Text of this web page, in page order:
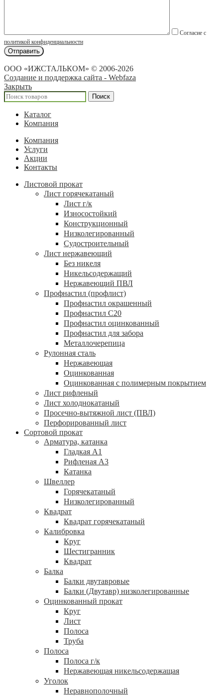
Согласие с
политикой конфиденциальности
ООО «ИЖСТАЛЬКОМ» © 2006-2026
Создание и поддержка сайта - Webfaza
Закрыть
Поиск
Каталог
Компания
Компания
Услуги
Акции
Контакты
Листовой прокат
Лист горячекатаный
Лист г/к
Износостойкий
Конструкционный
Низколегированный
Судостроительный
Лист нержавеющий
Без никеля
Никельсодержащий
Нержавеющий ПВЛ
Профнастил (профлист)
Профнастил окрашенный
Профнастил С20
Профнастил оцинкованный
Профнастил для забора
Металлочерепица
Рулонная сталь
Нержавеющая
Оцинкованная
Оцинкованная с полимерным покрытием
Лист рифленый
Лист холоднокатаный
Просечно-вытяжной лист (ПВЛ)
Перфорированный лист
Сортовой прокат
Арматура, катанка
Гладкая А1
Рифленая А3
Катанка
Швеллер
Горячекатаный
Низколегированный
Квадрат
Квадрат горячекатаный
Калибровка
Круг
Шестигранник
Квадрат
Балка
Балки двутавровые
Балки (Двутавр) низколегированные
Оцинкованный прокат
Круг
Лист
Полоса
Труба
Полоса
Полоса г/к
Нержавеющая никельсодержащая
Уголок
Неравнополочный